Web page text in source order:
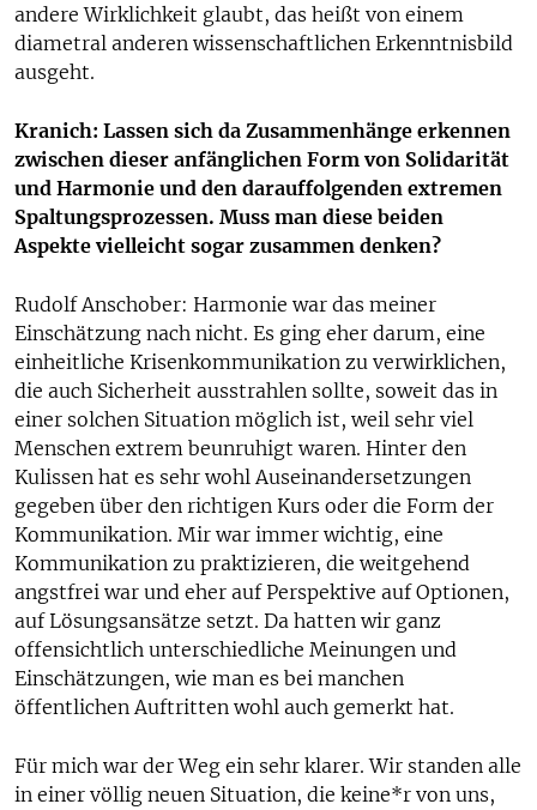
andere Wirklichkeit glaubt, das heißt von einem
diametral anderen wissenschaftlichen Erkenntnisbild
ausgeht.
Kranich: Lassen sich da Zusammenhänge erkennen
zwischen dieser anfänglichen Form von Solidarität
und Harmonie und den darauffolgenden extremen
Spaltungsprozessen. Muss man diese beiden
Aspekte vielleicht sogar zusammen denken?
Rudolf Anschober: Harmonie war das meiner
Einschätzung nach nicht. Es ging eher darum, eine
einheitliche Krisenkommunikation zu verwirklichen,
die auch Sicherheit ausstrahlen sollte, soweit das in
einer solchen Situation möglich ist, weil sehr viel
Menschen extrem beunruhigt waren. Hinter den
Kulissen hat es sehr wohl Auseinandersetzungen
gegeben über den richtigen Kurs oder die Form der
Kommunikation. Mir war immer wichtig, eine
Kommunikation zu praktizieren, die weitgehend
angstfrei war und eher auf Perspektive auf Optionen,
auf Lösungsansätze setzt. Da hatten wir ganz
offensichtlich unterschiedliche Meinungen und
Einschätzungen, wie man es bei manchen
öffentlichen Auftritten wohl auch gemerkt hat.
Für mich war der Weg ein sehr klarer. Wir standen alle
in einer völlig neuen Situation, die keine*r von uns,